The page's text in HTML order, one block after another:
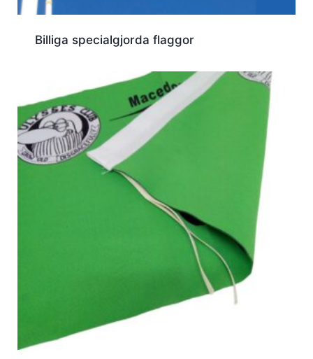
Billiga specialgjorda flaggor